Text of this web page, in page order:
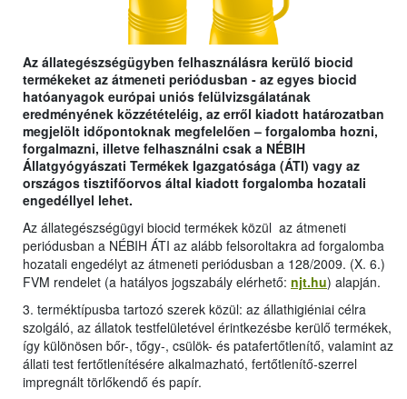
Az állategészségügyben felhasználásra kerülő biocid
termékeket az átmeneti periódusban - az egyes biocid
hatóanyagok európai uniós felülvizsgálatának
eredményének közzétételéig, az erről kiadott határozatban
megjelölt időpontoknak megfelelően – forgalomba hozni,
forgalmazni, illetve felhasználni csak a NÉBIH
Állatgyógyászati Termékek Igazgatósága (ÁTI) vagy az
országos tisztifőorvos által kiadott forgalomba hozatali
engedéllyel lehet.
Az állategészségügyi biocid termékek közül az átmeneti
periódusban a NÉBIH ÁTI az alább felsoroltakra ad forgalomba
hozatali engedélyt az átmeneti periódusban a 128/2009. (X. 6.)
FVM rendelet (a hatályos jogszabály elérhető: njt.hu) alapján.
3. terméktípusba tartozó szerek közül: az állathigiéniai célra
szolgáló, az állatok testfelületével érintkezésbe kerülő termékek,
így különösen bőr-, tőgy-, csülök- és patafertőtlenítő, valamint az
állati test fertőtlenítésére alkalmazható, fertőtlenítő-szerrel
impregnált törlőkendő és papír.